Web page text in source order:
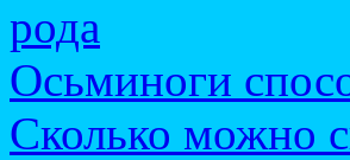
рода
Осьминоги
Сколько можно